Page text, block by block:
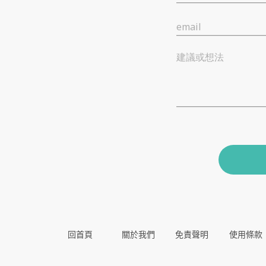
email
建議或想法
回首頁 關於我們 免責聲明 使用條款